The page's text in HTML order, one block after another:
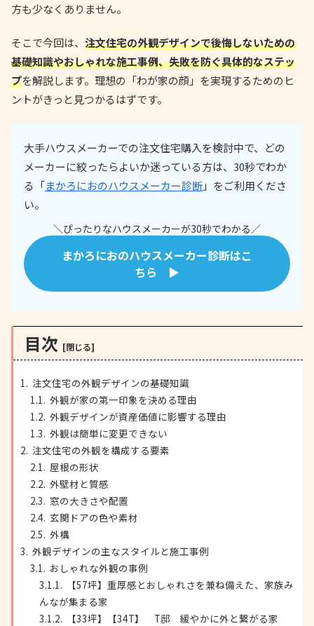
方も少なくありません。
そこで今回は、 注文住宅の外観デザインで後悔しないための
基礎知識やおしゃれな施工事例、失敗を防ぐ具体的なステッ
プを解説します。理想の「わが家の顔」を実現するためのヒ
ントがきっと見つかるはずです。
大手ハウスメーカーでの注文住宅購入を検討中で、どの
メーカーに絞ったらよいか迷っている方は、30秒でわか
る「まかろにおのハウスメーカー診断」をご利用くださ
い。
＼ぴったりなハウスメーカーが30秒でわかる／
まかろにおのハウスメーカー診断はこ
ちら ▶
目次
注文住宅の外観デザインの基礎知識
外観が家の第一印象を決める理由
外観デザインが資産価値に影響する理由
外観は簡単に変更できない
注文住宅の外観を構成する要素
屋根の形状
外壁材と質感
窓の大きさや配置
玄関ドアの色や素材
外構
外観デザインの主なスタイルと施工事例
おしゃれな外観の事例
【57坪】重厚感とおしゃれさを兼ね備えた、家族み
んなが集まる家
【33坪】【34T】 T邸 緩やかに外と繋がる家